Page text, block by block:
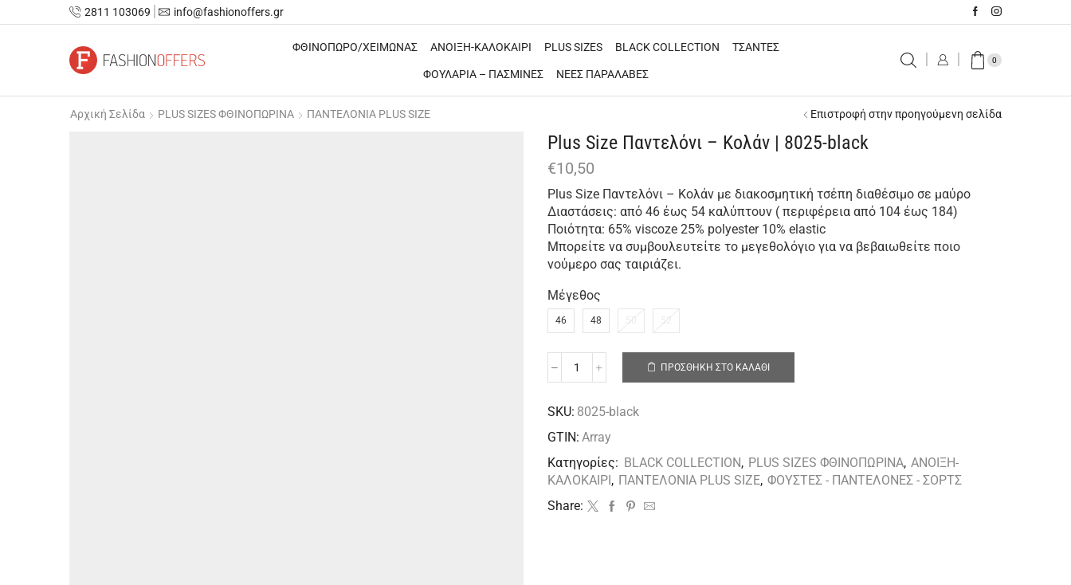
2811 103069 info@fashionoffers.gr
ΦΘΙΝΟΠΩΡΟ/ΧΕΙΜΩΝΑΣ ΑΝΟΙΞΗ-ΚΑΛΟΚΑΙΡΙ PLUS SIZES BLACK COLLECTION ΤΣΑΝΤΕΣ
ΦΟΥΛΑΡΙΑ – ΠΑΣΜΙΝΕΣ ΝΕΕΣ ΠΑΡΑΛΑΒΕΣ
0
Αρχική Σελίδα PLUS SIZES ΦΘΙΝΟΠΩΡΙΝΑ ΠΑΝΤΕΛΟΝΙΑ PLUS SIZE Επιστροφή στην προηγούμενη σελίδα
Plus Size Παντελόνι – Κολάν | 8025-black
€10,50
Plus Size Παντελόνι – Κολάν με διακοσμητική τσέπη διαθέσιμο σε μαύρο
Διαστάσεις: από 46 έως 54 καλύπτουν ( περιφέρεια από 104 έως 184)
Ποιότητα: 65% viscoze 25% polyester 10% elastic
Μπορείτε να συμβουλευτείτε το μεγεθολόγιο για να βεβαιωθείτε ποιο
νούμερο σας ταιριάζει.
Μέγεθος
46 48 50 52
ΠΡΟΣΘΉΚΗ ΣΤΟ ΚΑΛΆΘΙ
SKU: 8025-black
GTIN: Array
Κατηγορίες: BLACK COLLECTION, PLUS SIZES ΦΘΙΝΟΠΩΡΙΝΑ, ΑΝΟΙΞΗ-
ΚΑΛΟΚΑΙΡΙ , ΠΑΝΤΕΛΟΝΙΑ PLUS SIZE, ΦΟΥΣΤΕΣ - ΠΑΝΤΕΛΟΝΕΣ - ΣΟΡΤΣ
Share: